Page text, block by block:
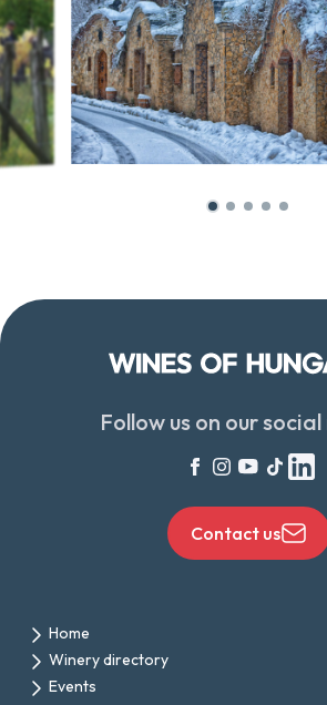
Follow us on our
Contact us
Home
Winery directory
Events